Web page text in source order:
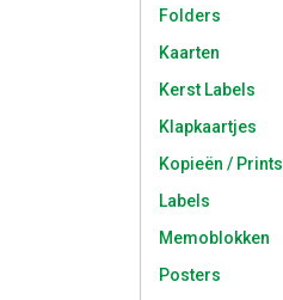
Folders
Kaarten
Kerst Labels
Klapkaartjes
Kopieën / Prints
Labels
Memoblokken
Posters